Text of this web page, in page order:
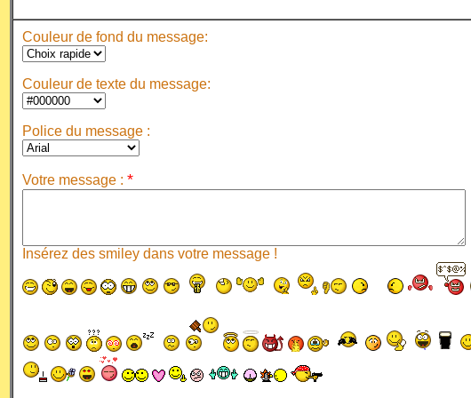
Couleur de fond du message:
Couleur de texte du message:
Police du message :
Votre message : *
Insérez des smiley dans votre message !